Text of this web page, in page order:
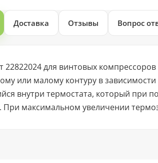
Доставка Отзывы Вопрос
22822024 для винтовых
или малому контуру в
внутри термостата, который при
При максимальном увеличении